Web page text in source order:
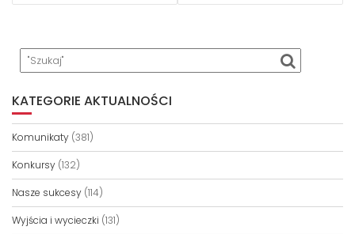
KATEGORIE AKTUALNOŚCI
Komunikaty (381)
Konkursy (132)
Nasze sukcesy (114)
Wyjścia i wycieczki (131)